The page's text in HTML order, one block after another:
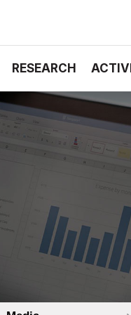
RESEARCH